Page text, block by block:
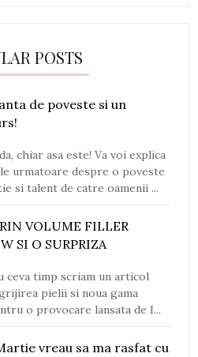
POSTS
de poveste si un
chiar asa este! Va voi explica
urmatoare despre o poveste
si talent de catre oamenii ...
VOLUME FILLER
SI O SURPRIZA
ceva timp scriam un articol
pielii si noua gama
o provocare lansata de I...
vreau sa ma rasfat cu